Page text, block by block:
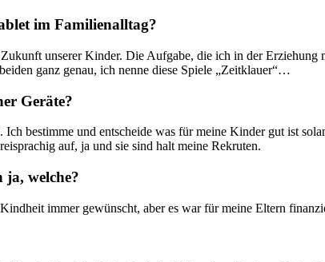
im Familienalltag?
unserer Kinder. Die Aufgabe, die ich in der
ganz genau, ich nenne diese Spiele „Zeitklauer“…
Geräte?
bestimme und entscheide was für meine Kinder gut ist
auf, ja und sie sind halt meine Rekruten.
ja, welche?
immer gewünscht, aber es war für meine Eltern